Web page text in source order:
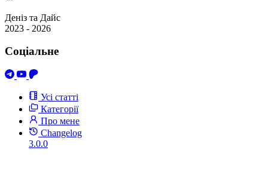
Деніз та Дайс
2023 - 2026
Соціальне
Усі статті
Категорії
Про мене
Changelog
3.0.0